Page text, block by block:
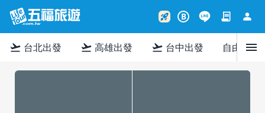
rocket_launch B contract person
flight_takeoff 台北出發 flight_takeoff 高雄出發 flight_takeoff 台中出發 自由行menu